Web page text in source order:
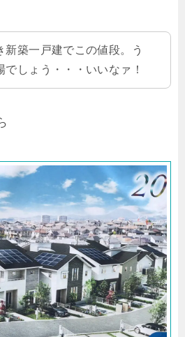
新築一戸建でこの値段。う
でしょう・・・いいなァ！